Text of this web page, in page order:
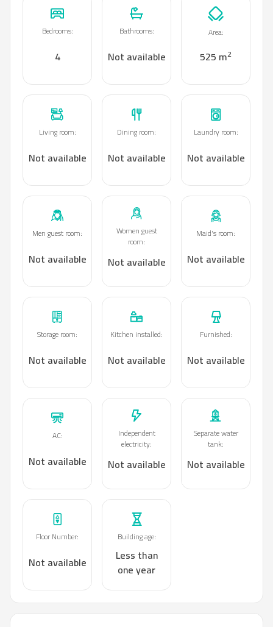
Bedrooms:
4
Bathrooms:
Not available
Area:
525 m2
Living room:
Not available
Dining room:
Not available
Laundry room:
Not available
Men guest room:
Not available
Women guest
room:
Not available
Maid's room:
Not available
Storage room:
Not available
Kitchen installed:
Not available
Furnished:
Not available
AC:
Not available
Independent
electricity:
Not available
Separate water
tank:
Not available
Floor Number:
Not available
Building age:
Less than
one year